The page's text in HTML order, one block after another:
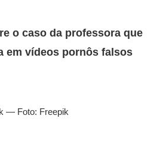
o caso da professora que
em vídeos pornôs falsos
— Foto: Freepik